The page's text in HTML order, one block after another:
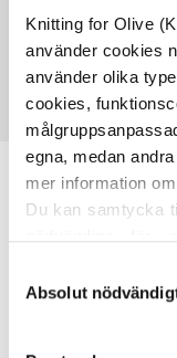
Knitting for Olive
använder cookies
använder olika
cookies,
egna, medan
mer information
Du kan samtycka
egenskap av
Du kan när som
avAbsolut
En mor och dotter